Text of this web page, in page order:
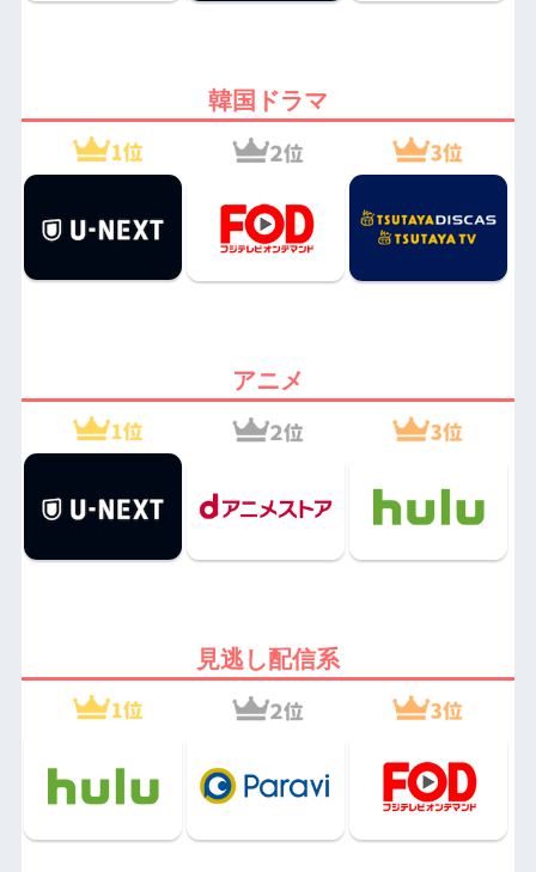
韓国ドラマ
アニメ
見逃し配信系